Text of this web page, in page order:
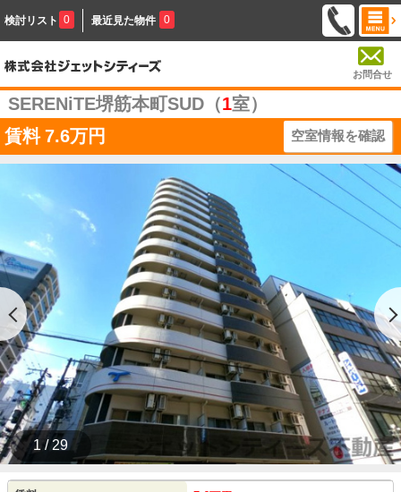
検討リスト 0 最近見た物件 0
お問合せ
SERENiTE堺筋本町SUD（1室）
賃料 7.6万円 空室情報を確認
1 / 29